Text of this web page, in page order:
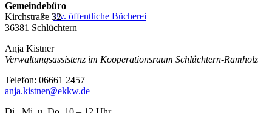
Ev. öffentliche Bücherei
Gemeindebüro
Kirchstraße 32
36381 Schlüchtern
Anja Kistner
Verwaltungsassistenz im Kooperationsraum Schlüchtern-Ramholz
Telefon: 06661 2457
anja.kistner@ekkw.de